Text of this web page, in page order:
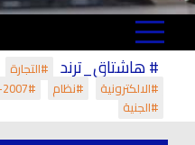
# هاشتاق_ترند #التجارة
#الالكترونية
#نظام #dailyprompt-2007
#الجنية